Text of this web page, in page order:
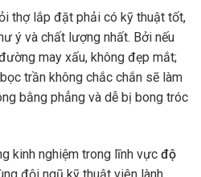
thợ lắp đặt phải có kỹ thuật tốt,
ý và chất lượng nhất. Bởi nếu
may xấu, không đẹp mắt;
trần không chắc chắn sẽ làm
bằng phẳng và dễ bị bong tróc
kinh nghiệm trong lĩnh vực độ
đội ngũ kỹ thuật viên lành